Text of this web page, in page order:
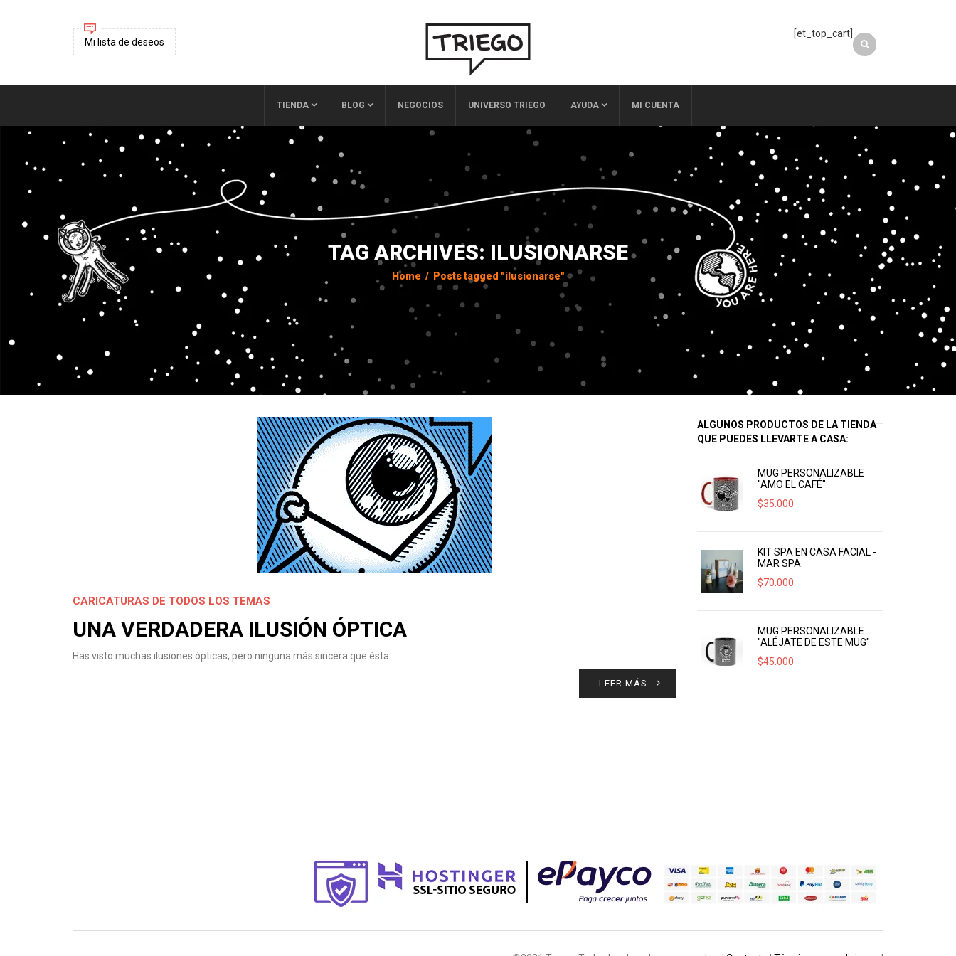
Mi lista de deseos
[et_top_cart]
TIENDA BLOG NEGOCIOS UNIVERSO TRIEGO AYUDA MI CUENTA
TAG ARCHIVES: ILUSIONARSE
Home / Posts tagged "ilusionarse"
CARICATURAS DE TODOS LOS TEMAS
UNA VERDADERA ILUSIÓN ÓPTICA
Has visto muchas ilusiones ópticas, pero ninguna más sincera que ésta.
LEER MÁS
ALGUNOS PRODUCTOS DE LA TIENDA
QUE PUEDES LLEVARTE A CASA:
MUG PERSONALIZABLE
"AMO EL CAFÉ"
$35.000
KIT SPA EN CASA FACIAL -
MAR SPA
$70.000
MUG PERSONALIZABLE
"ALÉJATE DE ESTE MUG"
$45.000